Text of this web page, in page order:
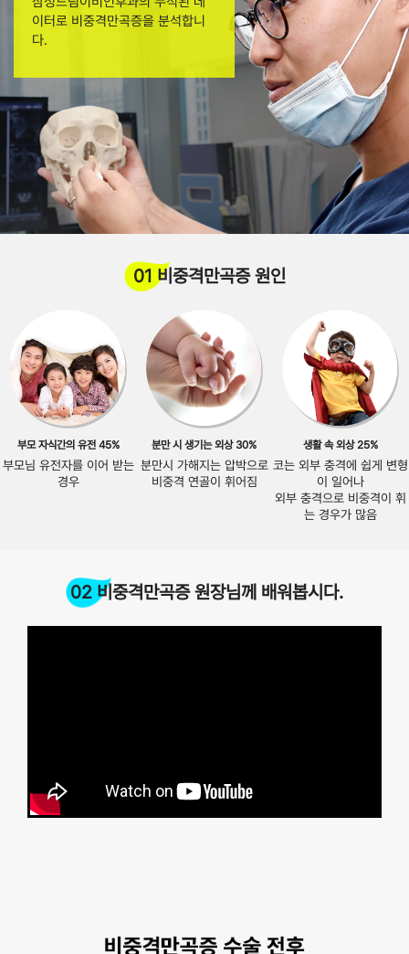
이터로 비중격만곡증을 분석합니
다.
01 비중격만곡증 원인
부모 자식간의 유전 45%
부모님 유전자를 이어 받는
경우
분만 시 생기는 외상 30%
분만시 가해지는 압박으로
비중격 연골이 휘어짐
생활 속 외상 25%
코는 외부 충격에 쉽게 변형
이 일어나
외부 충격으로 비중격이 휘
는 경우가 많음
02 비중격만곡증 원장님께 배워봅시다.